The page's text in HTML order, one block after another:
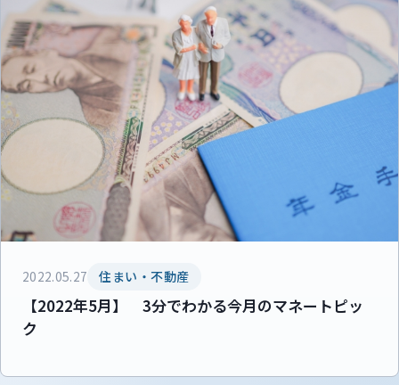
2022.05.27 住まい・不動産
【2022年5月】 3分でわかる今月のマネートピッ
ク